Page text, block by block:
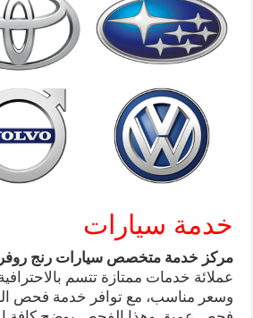
خدمة سيارات
مركز خدمة متخصص سيارات رنج روفر
عملائة خدمات ممتازة تتسم
وسعر مناسب، مع توافر خدمة فحص